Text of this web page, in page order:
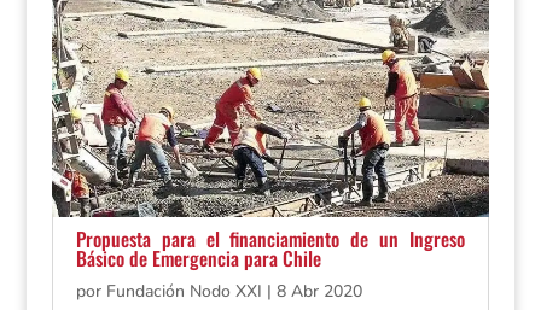
Propuesta para el financiamiento de un Ingreso
Básico de Emergencia para Chile
por Fundación Nodo XXI | 8 Abr 2020